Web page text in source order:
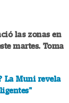
las zonas en
martes. Toma
La Muni revela